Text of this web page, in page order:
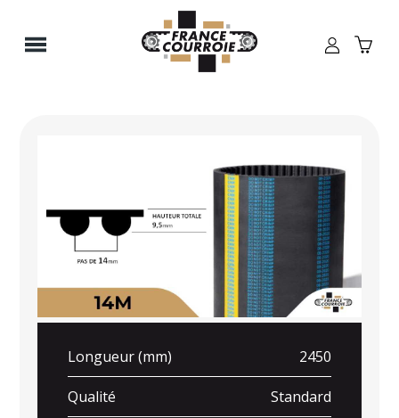
Longueur (mm) 2450
Qualité Standard
Panneau de gestion des cookies